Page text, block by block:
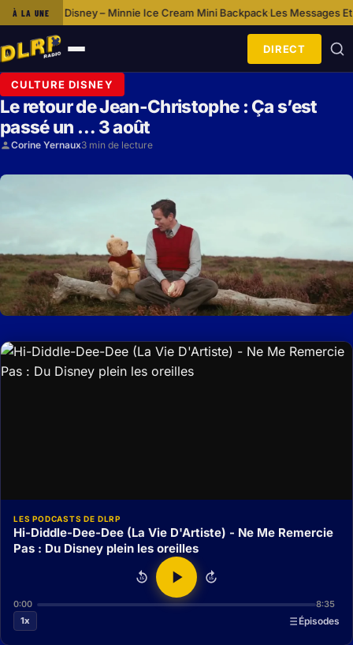
À LA UNE
Disney – Minnie Ice Cream Mini Backpack· Les Messages Et Thèmes
Ouvrir
le
menu
DIRECT
CULTURE DISNEY
Le retour de Jean-Christophe : Ça s’est
passé un … 3 août
Corine Yernaux3 min de lecture
LES PODCASTS DE DLRP
Hi-Diddle-Dee-Dee (La Vie D'Artiste) - Ne Me Remercie
Pas : Du Disney plein les oreilles
15 15
0:00
8:35
1x
Épisodes